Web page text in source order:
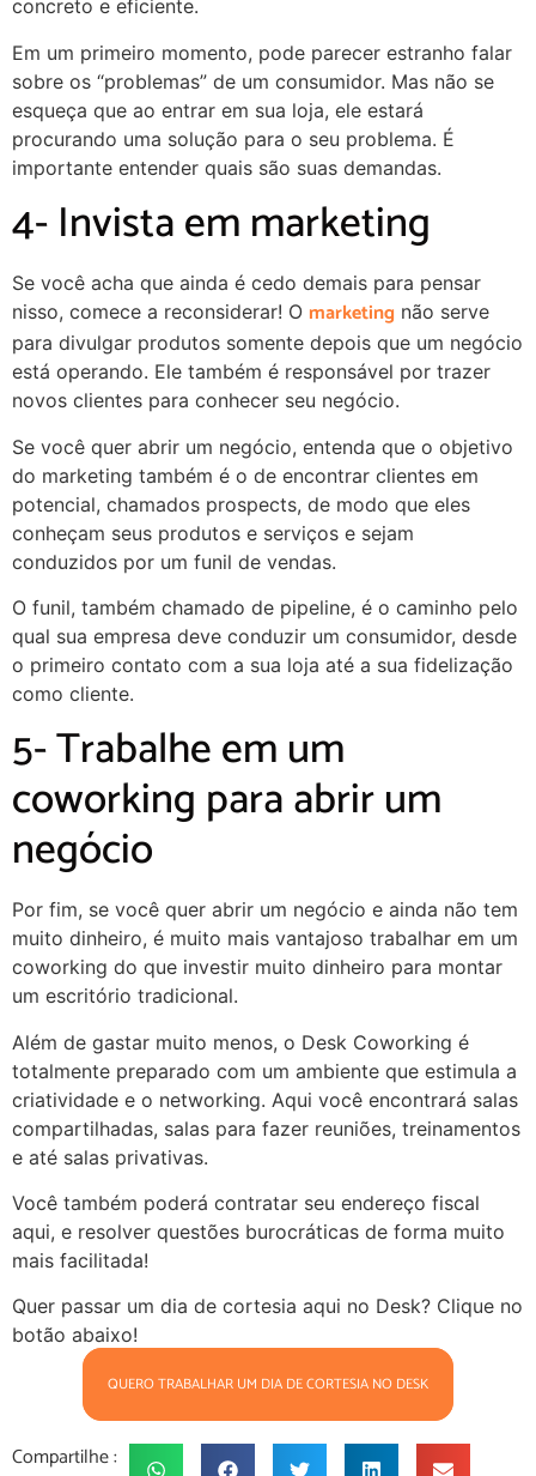
concreto e eficiente.
Em um primeiro momento, pode parecer estranho falar
sobre os “problemas” de um consumidor. Mas não se
esqueça que ao entrar em sua loja, ele estará
procurando uma solução para o seu problema. É
importante entender quais são suas demandas.
4- Invista em marketing
Se você acha que ainda é cedo demais para pensar
nisso, comece a reconsiderar! O marketing não serve
para divulgar produtos somente depois que um negócio
está operando. Ele também é responsável por trazer
novos clientes para conhecer seu negócio.
Se você quer abrir um negócio, entenda que o objetivo
do marketing também é o de encontrar clientes em
potencial, chamados prospects, de modo que eles
conheçam seus produtos e serviços e sejam
conduzidos por um funil de vendas.
O funil, também chamado de pipeline, é o caminho pelo
qual sua empresa deve conduzir um consumidor, desde
o primeiro contato com a sua loja até a sua fidelização
como cliente.
5- Trabalhe em um
coworking para abrir um
negócio
Por fim, se você quer abrir um negócio e ainda não tem
muito dinheiro, é muito mais vantajoso trabalhar em um
coworking do que investir muito dinheiro para montar
um escritório tradicional.
Além de gastar muito menos, o Desk Coworking é
totalmente preparado com um ambiente que estimula a
criatividade e o networking. Aqui você encontrará salas
compartilhadas, salas para fazer reuniões, treinamentos
e até salas privativas.
Você também poderá contratar seu endereço fiscal
aqui, e resolver questões burocráticas de forma muito
mais facilitada!
Quer passar um dia de cortesia aqui no Desk? Clique no
botão abaixo!
QUERO TRABALHAR UM DIA DE CORTESIA NO DESK
Compartilhe :